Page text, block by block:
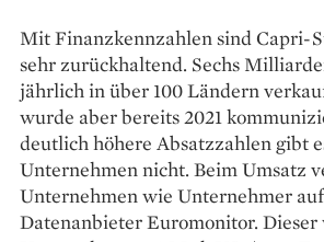
Mit Finanzkennzahlen sind Capri-
sehr zurückhaltend. Sechs
jährlich in über 100 Ländern
wurde aber bereits 2021
deutlich höhere Absatzzahlen gibt
Unternehmen nicht. Beim Umsatz
Unternehmen wie ­Unternehmer
Datenanbieter Euromonitor. Dieser